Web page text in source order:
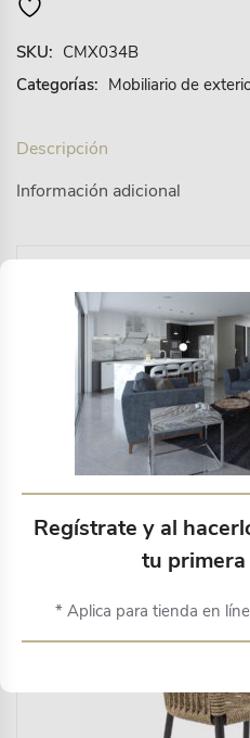
SKU: CMX034B
Categorías: Mobiliario de
Descripción
Información adicional
Estructura madera de
tejida a mano con material
(exterior bajo techo)..
Productos
Regístrate y al
tu
* Aplica para tienda en